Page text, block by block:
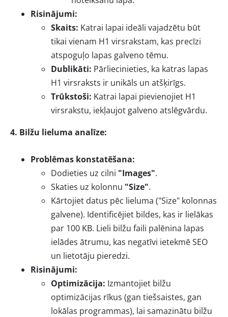
Risinājumi:
Skaits: Katrai lapai ideāli vajadzētu būt
tikai vienam H1 virsrakstam, kas precīzi
atspoguļo lapas galveno tēmu.
Dublikāti: Pārliecinieties, ka katras lapas
H1 virsraksts ir unikāls un atšķirīgs.
Trūkstoši: Katrai lapai pievienojiet H1
virsrakstu, iekļaujot galveno atslēgvārdu.
4. Bilžu lieluma analīze:
Problēmas konstatēšana:
Dodieties uz cilni "Images".
Skaties uz kolonnu "Size".
Kārtojiet datus pēc lieluma ("Size" kolonnas
galvene). Identificējiet bildes, kas ir lielākas
par 100 KB. Lieli bilžu faili palēnina lapas
ielādes ātrumu, kas negatīvi ietekmē SEO
un lietotāju pieredzi.
Risinājumi:
Optimizācija: Izmantojiet bilžu
optimizācijas rīkus (gan tiešsaistes, gan
lokālas programmas), lai samazinātu bilžu